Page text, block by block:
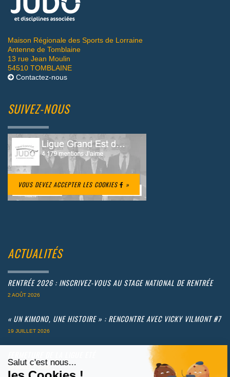
Maison Régionale des Sports de Lorraine
Antenne de Tomblaine
13 rue Jean Moulin
54510 TOMBLAINE
Contactez-nous
SUIVEZ-NOUS
VOUS DEVEZ ACCEPTER LES COOKIES »
ACTUALITÉS
RENTRÉE 2026 : INSCRIVEZ-VOUS AU STAGE NATIONAL DE RENTRÉE
2 AOÛT 2026
« UN KIMONO, UNE HISTOIRE » : RENCONTRE AVEC VICKY VILMONT #7
19 JUILLET 2026
10 JUILLET 2026
Salut c'est nous...